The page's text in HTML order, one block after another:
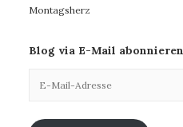
Montagsherz
Blog via E-Mail abonnieren
Mail-